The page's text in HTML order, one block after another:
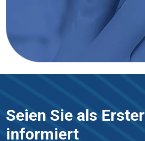
Seien Sie als Erster
informiert